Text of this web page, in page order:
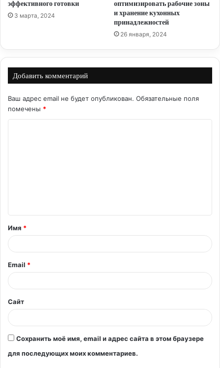
эффективного готовки
3 марта, 2024
оптимизировать рабочие зоны
и хранение кухонных
принадлежностей
26 января, 2024
Добавить комментарий
Ваш адрес email не будет опубликован. Обязательные поля
помечены *
т
а
й
*
Имя *
Email *
Сайт
Сохранить моё имя, email и адрес сайта в этом браузере
для последующих моих комментариев.